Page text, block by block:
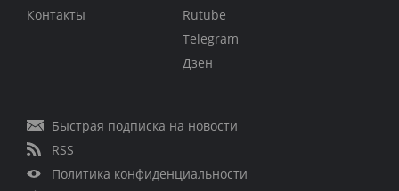
Контакты
Rutube
Telegram
Дзен
Быстрая подписка на новости
RSS
Политика конфиденциальности